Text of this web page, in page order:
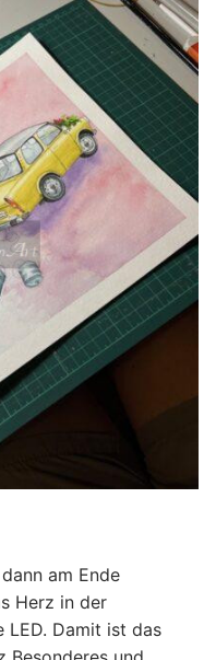
am Ende
Herz in der
LED. Damit ist das